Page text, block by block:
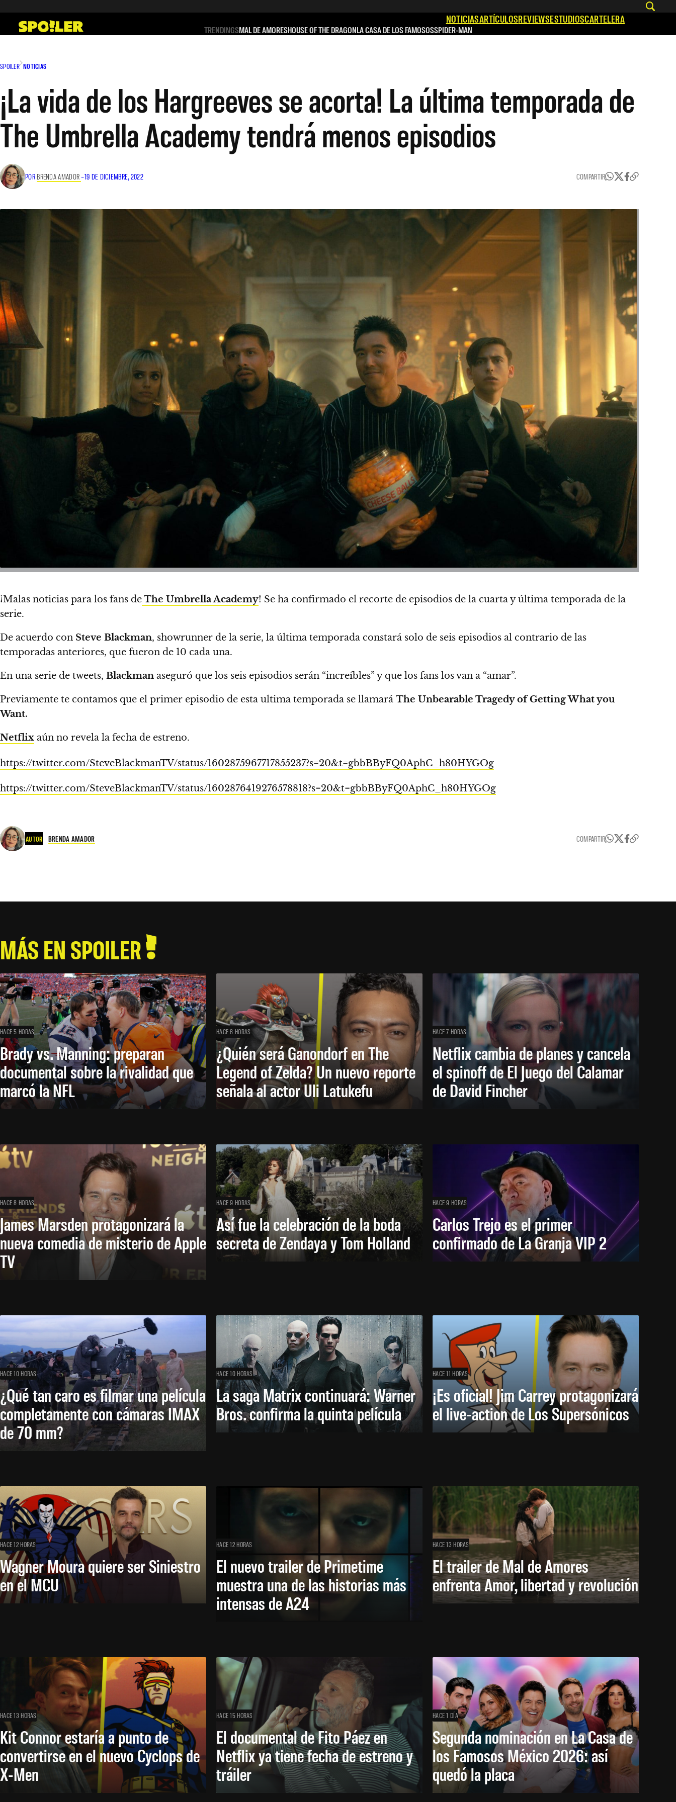
contenido
NOTICIASARTÍCULOSREVIEWSESTUDIOSCARTELERA
TRENDINGSMAL DE AMORESHOUSE OF THE DRAGONLA CASA DE LOS FAMOSOSSPIDER-MAN
SPOILER NOTICIAS
¡La vida de los Hargreeves se acorta! La última temporada de
The Umbrella Academy tendrá menos episodios
POR BRENDA AMADOR–19 DE DICIEMBRE, 2022 COMPARTIR
¡Malas noticias para los fans deThe Umbrella Academy! Se ha confirmado el recorte de episodios de la cuarta y última temporada de la
serie.
De acuerdo con Steve Blackman, showrunner de la serie, la última temporada constará solo de seis episodios al contrario de las
temporadas anteriores, que fueron de 10 cada una.
En una serie de tweets, Blackman aseguró que los seis episodios serán “increíbles” y que los fans los van a “amar”.
Previamente te contamos que el primer episodio de esta ultima temporada se llamará The Unbearable Tragedy of Getting What you
Want.
Netflix aún no revela la fecha de estreno.
https://twitter.com/SteveBlackmanTV/status/1602875967717855237?s=20&t=gbbBByFQ0AphC_h80HYGOg
https://twitter.com/SteveBlackmanTV/status/1602876419276578818?s=20&t=gbbBByFQ0AphC_h80HYGOg
AUTOR BRENDA AMADOR COMPARTIR
MÁS EN SPOILER
HACE 5 HORAS
Brady vs. Manning: preparan
documental sobre la rivalidad que
marcó la NFL
HACE 6 HORAS
¿Quién será Ganondorf en The
Legend of Zelda? Un nuevo reporte
señala al actor Uli Latukefu
HACE 7 HORAS
Netflix cambia de planes y cancela
el spinoff de El Juego del Calamar
de David Fincher
HACE 8 HORAS
James Marsden protagonizará la
nueva comedia de misterio de Apple
TV
HACE 9 HORAS
Así fue la celebración de la boda
secreta de Zendaya y Tom Holland
HACE 9 HORAS
Carlos Trejo es el primer
confirmado de La Granja VIP 2
HACE 10 HORAS
¿Qué tan caro es filmar una película
completamente con cámaras IMAX
de 70 mm?
HACE 10 HORAS
La saga Matrix continuará: Warner
Bros. confirma la quinta película
HACE 11 HORAS
¡Es oficial! Jim Carrey protagonizará
el live-action de Los Supersónicos
HACE 12 HORAS
Wagner Moura quiere ser Siniestro
en el MCU
HACE 12 HORAS
El nuevo trailer de Primetime
muestra una de las historias más
intensas de A24
HACE 13 HORAS
El trailer de Mal de Amores
enfrenta Amor, libertad y revolución
HACE 13 HORAS
Kit Connor estaría a punto de
convertirse en el nuevo Cyclops de
X-Men
HACE 15 HORAS
El documental de Fito Páez en
Netflix ya tiene fecha de estreno y
tráiler
HACE 1 DÍA
Segunda nominación en La Casa de
los Famosos México 2026: así
quedó la placa